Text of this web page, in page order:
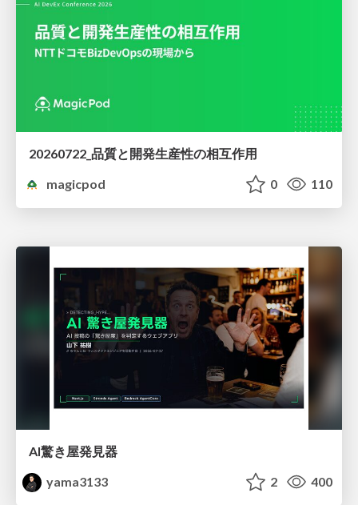
20260722_品質と開発生産性の相互作用
magicpod
0 110
AI驚き屋発見器
yama3133
2 400